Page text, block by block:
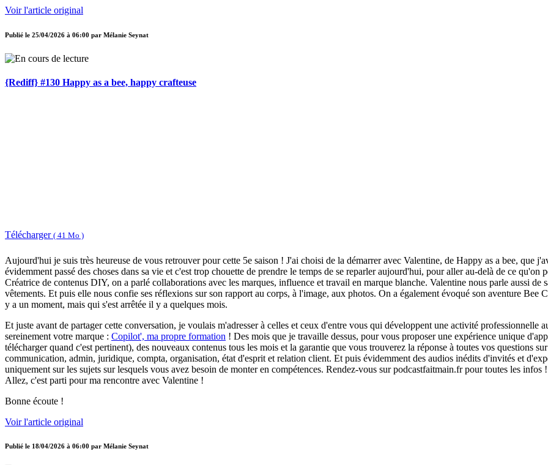
Voir l'article original
Publié le 25/04/2026 à 06:00 par Mélanie Seynat
{Rediff} #130 Happy as a bee, happy crafteuse
Télécharger ( 41 Mo )
Aujourd'hui je suis très heureuse de vous retrouver pour cette 5e saison ! J'ai choisi de la démarrer avec Valentine, de Happy as a bee, que
évidemment passé des choses dans sa vie et c'est trop chouette de prendre le temps de se reparler aujourd'hui, pour aller au-delà de ce qu'on
Créatrice de contenus DIY, on a parlé collaborations avec les marques, influence et travail en marque blanche. Valentine nous parle aussi de
vêtements. Et puis elle nous confie ses réflexions sur son rapport au corps, à l'image, aux photos. On a également évoqué son aventure Bee
y a un moment, mais qui s'est arrêtée il y a quelques mois.
Et juste avant de partager cette conversation, je voulais m'adresser à celles et ceux d'entre vous qui développent une activité
sereinement votre marque : Copilot', ma propre formation ! Des mois que je travaille dessus, pour vous proposer une expérience unique
télécharger quand c'est pertinent), des nouveaux contenus tous les mois et la garantie que vous trouverez la réponse à toutes vos questions
communication, admin, juridique, compta, organisation, état d'esprit et relation client. Et puis évidemment des audios inédits d'invités et
uniquement sur les sujets sur lesquels vous avez besoin de monter en compétences. Rendez-vous sur podcastfaitmain.fr pour toutes les infos !
Allez, c'est parti pour ma rencontre avec Valentine !
Bonne écoute !
Voir l'article original
Publié le 18/04/2026 à 06:00 par Mélanie Seynat